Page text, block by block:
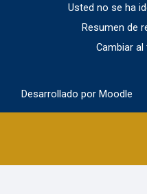
Usted no se ha
Resumen de
Cambiar
Desarrollado por Moodle